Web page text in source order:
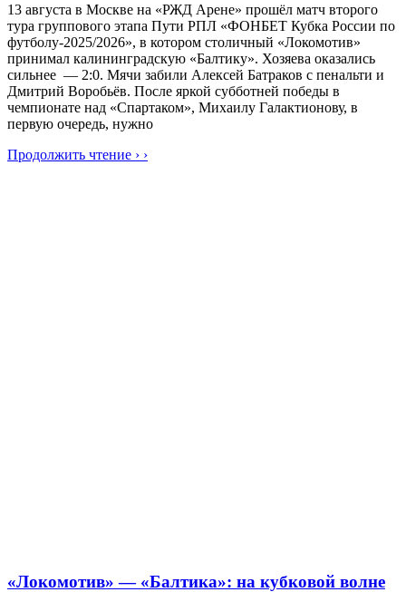
13 августа в Москве на «РЖД Арене» прошёл матч второго
тура группового этапа Пути РПЛ «ФОНБЕТ Кубка России по
футболу-2025/2026», в котором столичный «Локомотив»
принимал калининградскую «Балтику». Хозяева оказались
сильнее — 2:0. Мячи забили Алексей Батраков с пенальти и
Дмитрий Воробьёв. После яркой субботней победы в
чемпионате над «Спартаком», Михаилу Галактионову, в
первую очередь, нужно
Продолжить чтение › ›
«Локомотив» — «Балтика»: на кубковой волне